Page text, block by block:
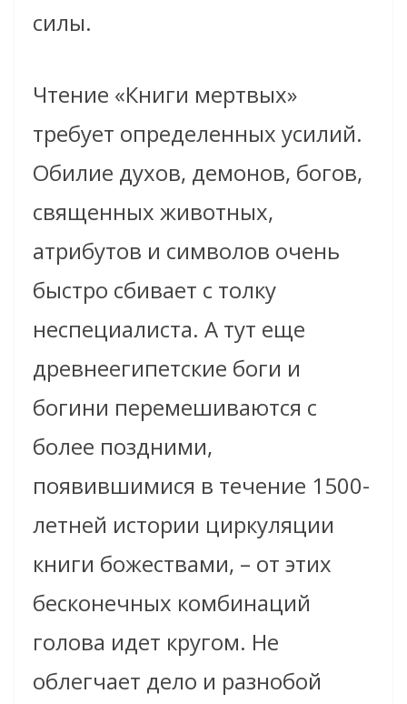
силы.
Чтение «Книги мертвых»
требует определенных усилий.
Обилие духов, демонов, богов,
священных животных,
атрибутов и символов очень
быстро сбивает с толку
неспециалиста. А тут еще
древнеегипетские боги и
богини перемешиваются с
более поздними,
появившимися в течение 1500-
летней истории циркуляции
книги божествами, – от этих
бесконечных комбинаций
голова идет кругом. Не
облегчает дело и разнобой